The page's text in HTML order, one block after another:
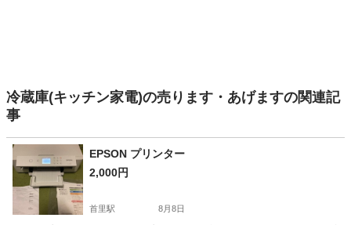
冷蔵庫(キッチン家電)の売ります・あげますの関連記
事
EPSON プリンター
2,000円
首里駅 8月8日